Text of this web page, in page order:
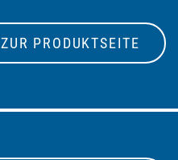
ZUR PRODUKTSEITE